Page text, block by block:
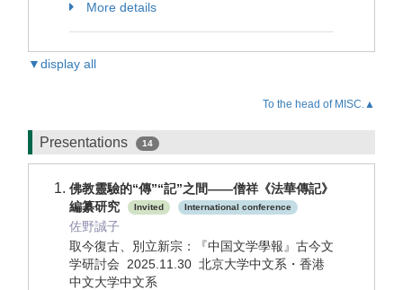
More details
▼display all
To the head of MISC.▲
Presentations 14
佛教靈驗的“傳”“記”之間——僧祥《法華傳記》
編纂研究
Invited International conference
佐野誠子
取今復古、別立新宗：『中国文学學報』古今文
学研討会 2025.11.30 北京大学中文系・香港
中文大学中文系